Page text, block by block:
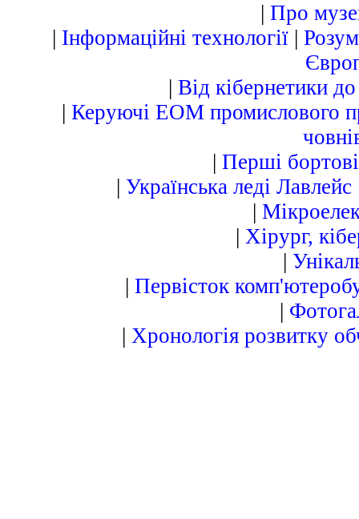
| Про
| Інформаційні технології|
| Від кібернетики
| Керуючі ЕОМ промислового
| Перші
| Українська леді Лавлейс
|
| Хірург,
|
| Первісток
|
| Хронологія розвитку